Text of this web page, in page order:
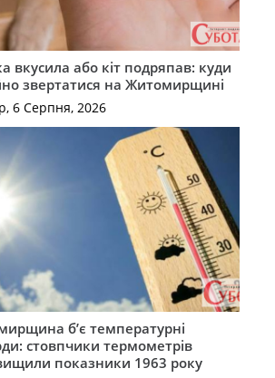
вкусила або кіт подряпав: куди
звертатися на Житомирщині
6 Серпня, 2026
б’є температурні
стовпчики термометрів
показники 1963 року